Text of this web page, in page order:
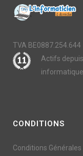
TVA BE0887.254.644
Actifs
CONDITIONS
Conditions